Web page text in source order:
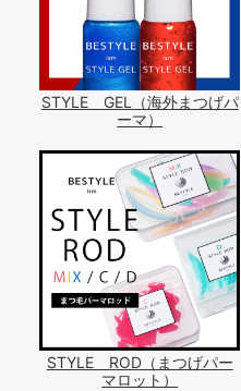
STYLE GEL（海外まつげパ
ーマ）
STYLE ROD（まつげパー
マロット）